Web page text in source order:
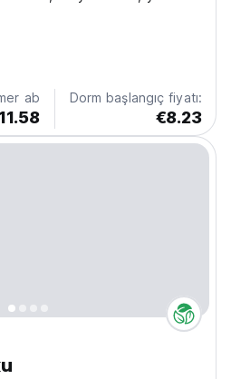
tanışması ve Bakü'nün
Bulvarı'nı keşfetmesi için
ab Dorm başlangıç fiyatı:
€8.23